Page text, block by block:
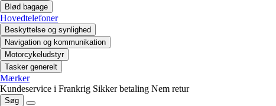
Blød bagage
Hovedtelefoner
Beskyttelse og synlighed
Navigation og kommunikation
Motorcykeludstyr
Tasker generelt
Mærker
Kundeservice i Frankrig Sikker betaling Nem retur
Søg